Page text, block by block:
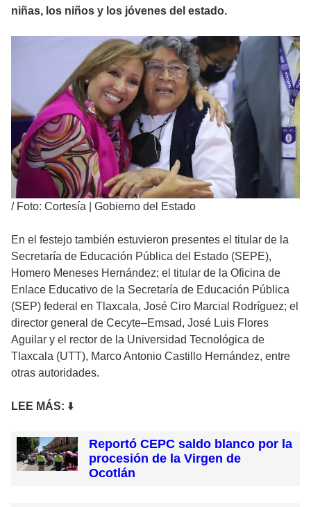
niñas, los niños y los jóvenes del estado.
/ Foto: Cortesía | Gobierno del Estado
En el festejo también estuvieron presentes el titular de la
Secretaría de Educación Pública del Estado (SEPE),
Homero Meneses Hernández; el titular de la Oficina de
Enlace Educativo de la Secretaría de Educación Pública
(SEP) federal en Tlaxcala, José Ciro Marcial Rodríguez; el
director general de Cecyte–Emsad, José Luis Flores
Aguilar y el rector de la Universidad Tecnológica de
Tlaxcala (UTT), Marco Antonio Castillo Hernández, entre
otras autoridades.
LEE MÁS: ⬇️
Reportó CEPC saldo blanco por la
procesión de la Virgen de
Ocotlán